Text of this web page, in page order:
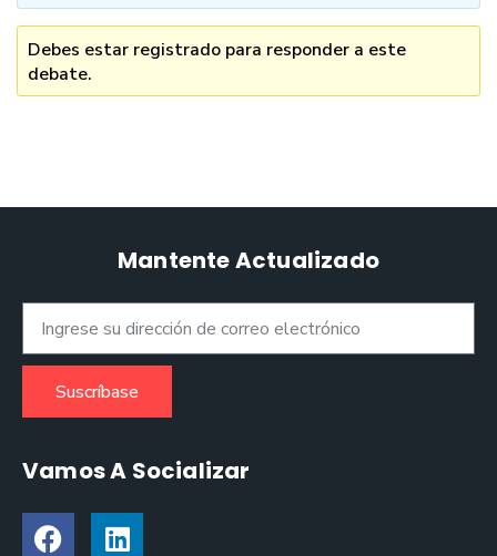
Debes estar registrado para responder a este
debate.
Mantente Actualizado
Suscríbase
Vamos A Socializar